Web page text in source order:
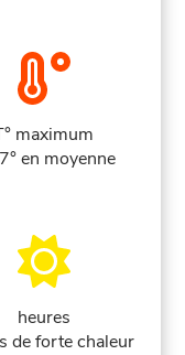
maximum
en moyenne
heures
de forte chaleur